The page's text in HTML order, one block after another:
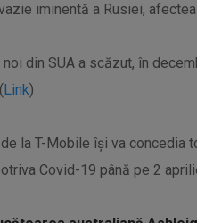
iminentă a Rusiei,
din SUA a scăzut, în
Link)
la T-Mobile își va concedia
Covid-19 până pe 2